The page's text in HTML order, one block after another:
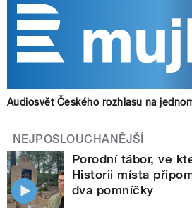
Audiosvět Českého rozhlasu na
NEJPOSLOUCHANĚJŠÍ
Porodní tábor, ve
Historii místa
dva pomníčky